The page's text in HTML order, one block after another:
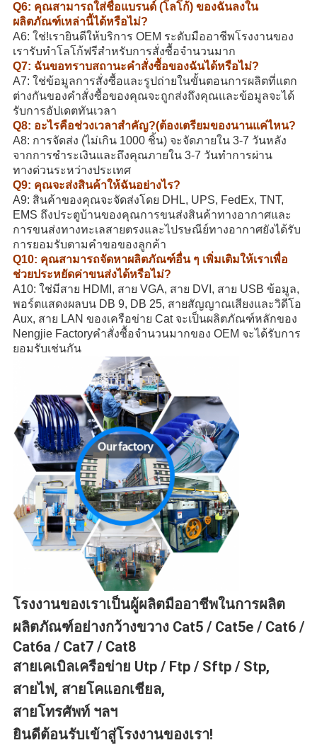
Q6: คุณสามารถใส่ชื่อแบรนด์ (โลโก้) ของฉันลงใน
ผลิตภัณฑ์เหล่านี้ได้หรือไม่?
A6: ใช่!เรายินดีให้บริการ OEM ระดับมืออาชีพโรงงานของ
เรารับทำโลโก้ฟรีสำหรับการสั่งซื้อจำนวนมาก
Q7: ฉันขอทราบสถานะคำสั่งซื้อของฉันได้หรือไม่?
A7: ใช่ข้อมูลการสั่งซื้อและรูปถ่ายในขั้นตอนการผลิตที่แตก
ต่างกันของคำสั่งซื้อของคุณจะถูกส่งถึงคุณและข้อมูลจะได้
รับการอัปเดตทันเวลา
Q8: อะไรคือช่วงเวลาสำคัญ?(ต้องเตรียมของนานแค่ไหน?
A8: การจัดส่ง (ไม่เกิน 1000 ชิ้น) จะจัดภายใน 3-7 วันหลัง
จากการชำระเงินและถึงคุณภายใน 3-7 วันทำการผ่าน
ทางด่วนระหว่างประเทศ
Q9: คุณจะส่งสินค้าให้ฉันอย่างไร?
A9: สินค้าของคุณจะจัดส่งโดย DHL, UPS, FedEx, TNT,
EMS ถึงประตูบ้านของคุณการขนส่งสินค้าทางอากาศและ
การขนส่งทางทะเลสายตรงและไปรษณีย์ทางอากาศยังได้รับ
การยอมรับตามคำขอของลูกค้า
Q10: คุณสามารถจัดหาผลิตภัณฑ์อื่น ๆ เพิ่มเติมให้เราเพื่อ
ช่วยประหยัดค่าขนส่งได้หรือไม่?
A10: ใช่มีสาย HDMI, สาย VGA, สาย DVI, สาย USB ข้อมูล,
พอร์ตแสดงผลบน DB 9, DB 25, สายสัญญาณเสียงและวิดีโอ
Aux, สาย LAN ของเครือข่าย Cat จะเป็นผลิตภัณฑ์หลักของ
Nengjie Factoryคำสั่งซื้อจำนวนมากของ OEM จะได้รับการ
ยอมรับเช่นกัน
โรงงานของเราเป็นผู้ผลิตมืออาชีพในการผลิต
ผลิตภัณฑ์อย่างกว้างขวาง Cat5 / Cat5e / Cat6 /
Cat6a / Cat7 / Cat8
สายเคเบิลเครือข่าย Utp / Ftp / Sftp / Stp,
สายไฟ, สายโคแอกเชียล,
สายโทรศัพท์ ฯลฯ
ยินดีต้อนรับเข้าสู่โรงงานของเรา!